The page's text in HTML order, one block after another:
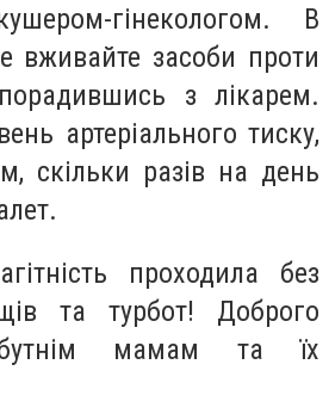
гінекологом. В
вживайте засоби проти
з лікарем.
артеріального тиску,
скільки разів на день
проходила без
та турбот! Доброго
мамам та їх